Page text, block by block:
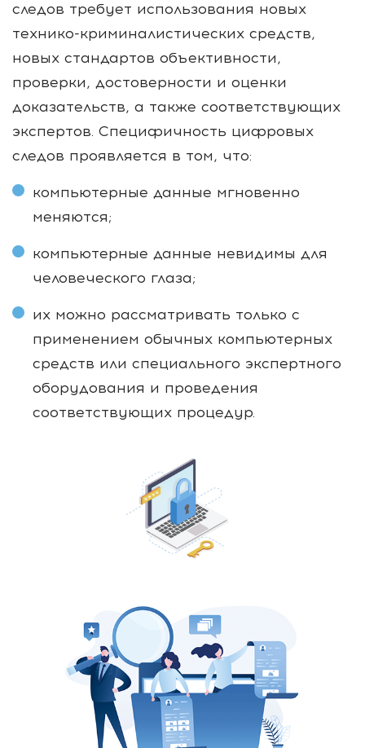
следов требует использования новых
технико-криминалистических средств,
новых стандартов объективности,
проверки, достоверности и оценки
доказательств, а также соответствующих
экспертов. Специфичность цифровых
следов проявляется в том, что:
компьютерные данные мгновенно
меняются;
компьютерные данные невидимы для
человеческого глаза;
их можно рассматривать только с
применением обычных компьютерных
средств или специального экспертного
оборудования и проведения
соответствующих процедур.